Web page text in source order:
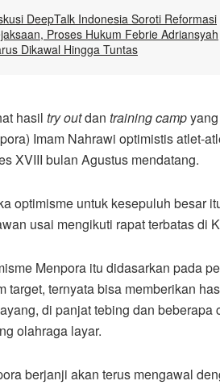
DeepTalk Indonesia Soroti Reformasi
Proses Hukum Febrie Adriansyah
Dikawal Hingga Tuntas
hasil try outdan training camp
Imam Nahrawi optimistis atlet-
XVIII bulan Agustus mendatang.
optimisme untuk kesepuluh besar
usai mengikuti rapat terbatas di
Menpora itu didasarkan pada
target, ternyata bisa memberikan
di panjat tebing dan
olahraga layar.
berjanji akan terus mengawal